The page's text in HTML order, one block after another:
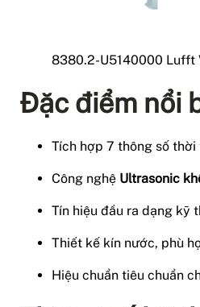
8380.2-U5140000 Lufft
Đặc điểm nổi
Tích hợp 7 thông số
Công nghệ Ultrasonic
Tín hiệu đầu ra dạng kỹ
Thiết kế kín nước, phù
Hiệu chuẩn tiêu chuẩn